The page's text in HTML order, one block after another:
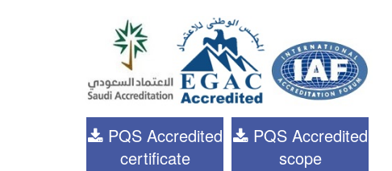
PQS Accredited
certificate
PQS Accredited
scope